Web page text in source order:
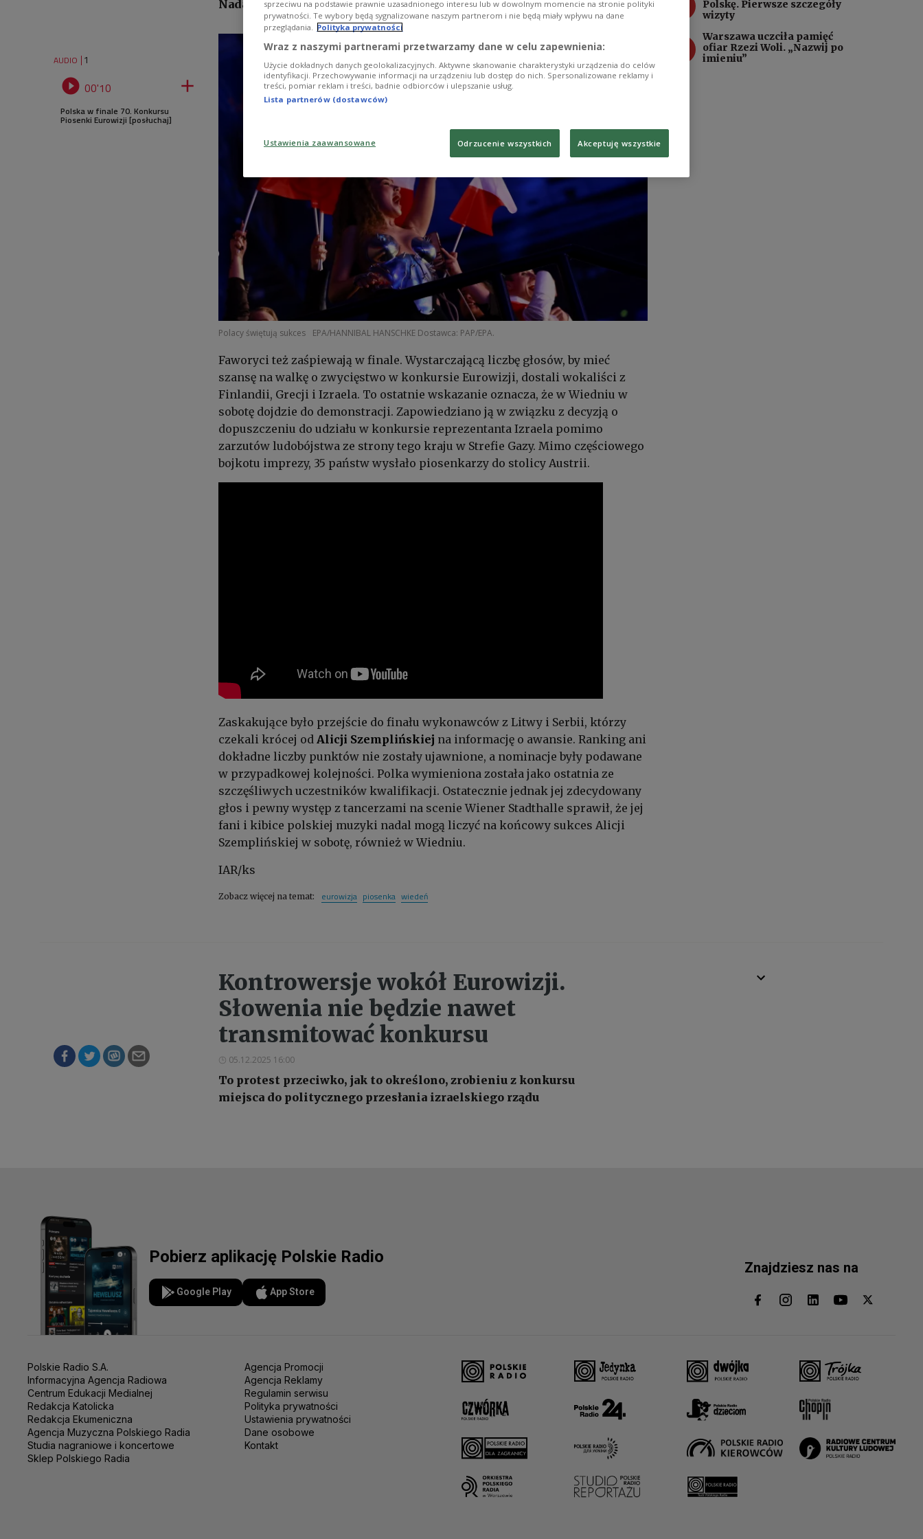
Nadawców
AUDIO 1
 00'10 
Polska w finale 70. Konkursu
Piosenki Eurowizji [posłuchaj]
Polacy świętują sukces EPA/HANNIBAL HANSCHKE Dostawca: PAP/EPA.
Faworyci też zaśpiewają w finale. Wystarczającą liczbę głosów, by mieć
szansę na walkę o zwycięstwo w konkursie Eurowizji, dostali wokaliści z
Finlandii, Grecji i Izraela. To ostatnie wskazanie oznacza, że w Wiedniu w
sobotę dojdzie do demonstracji. Zapowiedziano ją w związku z decyzją o
dopuszczeniu do udziału w konkursie reprezentanta Izraela pomimo
zarzutów ludobójstwa ze strony tego kraju w Strefie Gazy. Mimo częściowego
bojkotu imprezy, 35 państw wysłało piosenkarzy do stolicy Austrii.
Zaskakujące było przejście do finału wykonawców z Litwy i Serbii, którzy
czekali krócej od Alicji Szemplińskiej na informację o awansie. Ranking ani
dokładne liczby punktów nie zostały ujawnione, a nominacje były podawane
w przypadkowej kolejności. Polka wymieniona została jako ostatnia ze
szczęśliwych uczestników kwalifikacji. Ostatecznie jednak jej zdecydowany
głos i pewny występ z tancerzami na scenie Wiener Stadthalle sprawił, że jej
fani i kibice polskiej muzyki nadal mogą liczyć na końcowy sukces Alicji
Szemplińskiej w sobotę, również w Wiedniu.
IAR/ks
Zobacz więcej na temat: eurowizja piosenka wiedeń
Polskę. Pierwsze szczegóły
wizyty
Warszawa uczciła pamięć
ofiar Rzezi Woli. „Nazwij po
imieniu”
Kontrowersje wokół Eurowizji.
Słowenia nie będzie nawet
transmitować konkursu
05.12.2025 16:00
To protest przeciwko, jak to określono, zrobieniu z konkursu
miejsca do politycznego przesłania izraelskiego rządu
Pobierz aplikację Polskie Radio
Google Play App Store
Znajdziesz nas na
Polskie Radio S.A.
Informacyjna Agencja Radiowa
Centrum Edukacji Medialnej
Redakcja Katolicka
Redakcja Ekumeniczna
Agencja Muzyczna Polskiego Radia
Studia nagraniowe i koncertowe
Sklep Polskiego Radia
Agencja Promocji
Agencja Reklamy
Regulamin serwisu
Polityka prywatności
Ustawienia prywatności
Dane osobowe
Kontakt
sprzeciwu na podstawie prawnie uzasadnionego interesu lub w dowolnym momencie na stronie polityki
prywatności. Te wybory będą sygnalizowane naszym partnerom i nie będą miały wpływu na dane
przeglądania.
Polityka prywatności
Wraz z naszymi partnerami przetwarzamy dane w celu zapewnienia:
Użycie dokładnych danych geolokalizacyjnych. Aktywne skanowanie charakterystyki urządzenia do celów
identyfikacji. Przechowywanie informacji na urządzeniu lub dostęp do nich. Spersonalizowane reklamy i
treści, pomiar reklam i treści, badnie odbiorców i ulepszanie usług.
Lista partnerów (dostawców)
Ustawienia zaawansowane Odrzucenie wszystkich Akceptuję wszystkie